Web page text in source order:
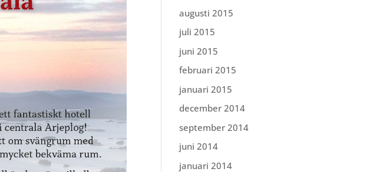
augusti 2015
juli 2015
juni 2015
februari 2015
januari 2015
december 2014
september 2014
juni 2014
januari 2014